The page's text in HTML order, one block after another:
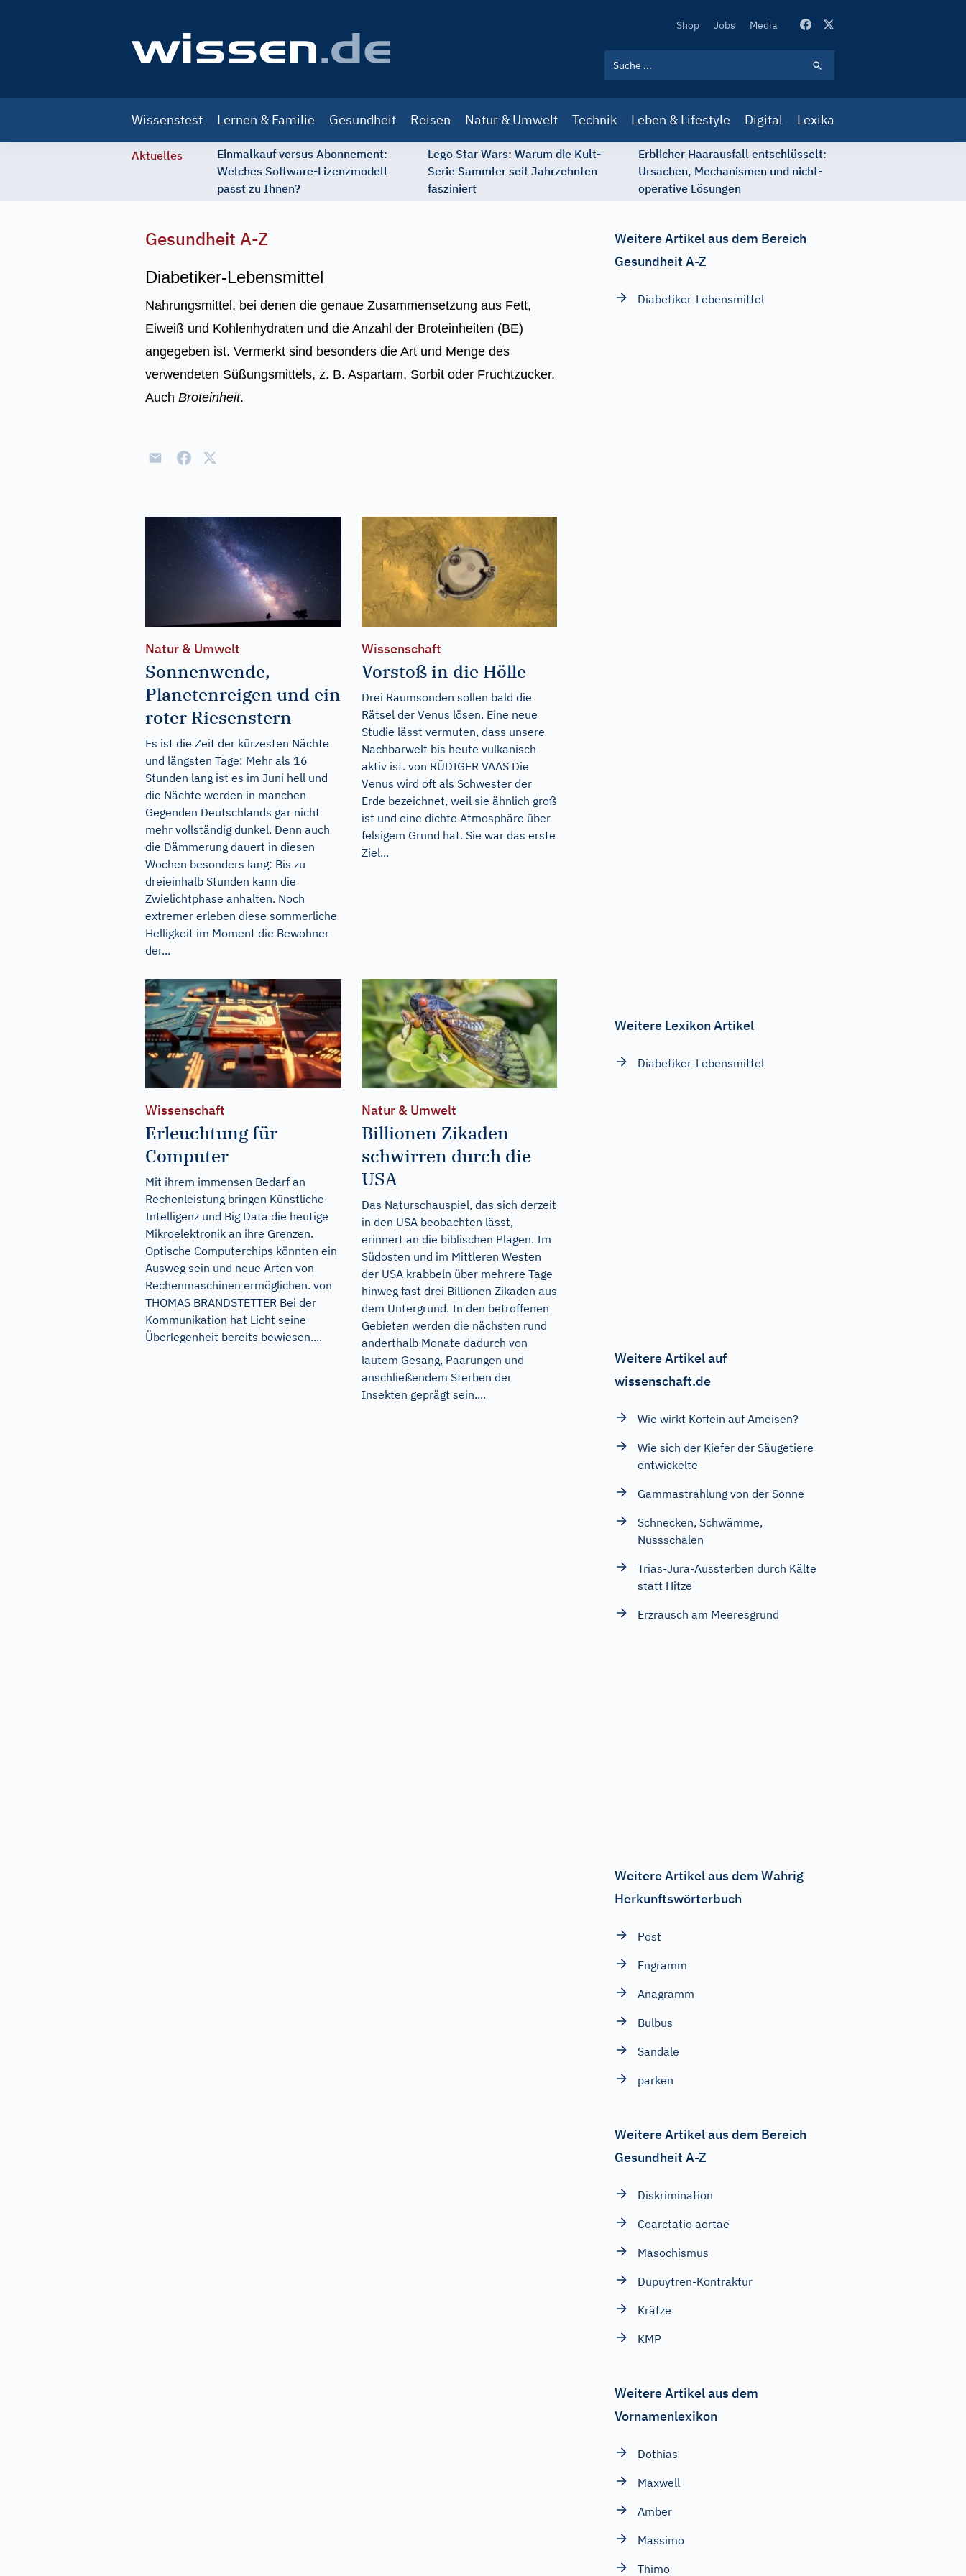
Secondary
Shop Jobs Media
navigation
Wissenstest Lernen & Familie Gesundheit Reisen Natur & Umwelt Technik Leben & Lifestyle Digital Lexika
Aktuelles
Einmalkauf versus Abonnement:
Welches Software-Lizenzmodell
passt zu Ihnen?
Lego Star Wars: Warum die Kult-
Serie Sammler seit Jahrzehnten
fasziniert
Erblicher Haarausfall entschlüsselt:
Ursachen, Mechanismen und nicht-
operative Lösungen
Gesundheit A-Z
Diabetiker-Lebensmittel
Nahrungsmittel, bei denen die genaue Zusammensetzung aus Fett,
Eiweiß und Kohlenhydraten und die Anzahl der Broteinheiten (BE)
angegeben ist. Vermerkt sind besonders die Art und Menge des
verwendeten Süßungsmittels, z. B. Aspartam, Sorbit oder Fruchtzucker.
Auch Broteinheit.
Natur & Umwelt
Sonnenwende,
Planetenreigen und ein
roter Riesenstern
Es ist die Zeit der kürzesten Nächte
und längsten Tage: Mehr als 16
Stunden lang ist es im Juni hell und
die Nächte werden in manchen
Gegenden Deutschlands gar nicht
mehr vollständig dunkel. Denn auch
die Dämmerung dauert in diesen
Wochen besonders lang: Bis zu
dreieinhalb Stunden kann die
Zwielichtphase anhalten. Noch
extremer erleben diese sommerliche
Helligkeit im Moment die Bewohner
der...
Wissenschaft
Vorstoß in die Hölle
Drei Raumsonden sollen bald die
Rätsel der Venus lösen. Eine neue
Studie lässt vermuten, dass unsere
Nachbarwelt bis heute vulkanisch
aktiv ist. von RÜDIGER VAAS Die
Venus wird oft als Schwester der
Erde bezeichnet, weil sie ähnlich groß
ist und eine dichte Atmosphäre über
felsigem Grund hat. Sie war das erste
Ziel...
Wissenschaft
Erleuchtung für
Computer
Mit ihrem immensen Bedarf an
Rechenleistung bringen Künstliche
Intelligenz und Big Data die heutige
Mikroelektronik an ihre Grenzen.
Optische Computerchips könnten ein
Ausweg sein und neue Arten von
Rechenmaschinen ermöglichen. von
THOMAS BRANDSTETTER Bei der
Kommunikation hat Licht seine
Überlegenheit bereits bewiesen....
Natur & Umwelt
Billionen Zikaden
schwirren durch die
USA
Das Naturschauspiel, das sich derzeit
in den USA beobachten lässt,
erinnert an die biblischen Plagen. Im
Südosten und im Mittleren Westen
der USA krabbeln über mehrere Tage
hinweg fast drei Billionen Zikaden aus
dem Untergrund. In den betroffenen
Gebieten werden die nächsten rund
anderthalb Monate dadurch von
lautem Gesang, Paarungen und
anschließendem Sterben der
Insekten geprägt sein....
Weitere Artikel aus dem Bereich
Gesundheit A-Z
Diabetiker-Lebensmittel
Weitere Lexikon Artikel
Diabetiker-Lebensmittel
Weitere Artikel auf
wissenschaft.de
Wie wirkt Koffein auf Ameisen?
Wie sich der Kiefer der Säugetiere
entwickelte
Gammastrahlung von der Sonne
Schnecken, Schwämme,
Nussschalen
Trias-Jura-Aussterben durch Kälte
statt Hitze
Erzrausch am Meeresgrund
Weitere Artikel aus dem Wahrig
Herkunftswörterbuch
Post
Engramm
Anagramm
Bulbus
Sandale
parken
Weitere Artikel aus dem Bereich
Gesundheit A-Z
Diskrimination
Coarctatio aortae
Masochismus
Dupuytren-Kontraktur
Krätze
KMP
Weitere Artikel aus dem
Vornamenlexikon
Dothias
Maxwell
Amber
Massimo
Thimo